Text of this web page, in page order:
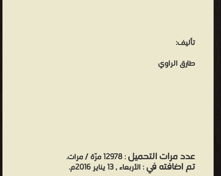
تأليف:
طارق الراوي
عدد مرات التحميل: 12978 مرّة / مرات.
تم اضافته في: الأربعاء , 13 يناير 2016م.